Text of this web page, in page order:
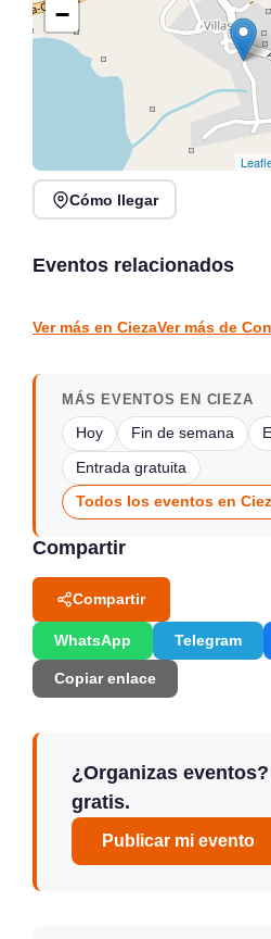
−
Cómo llegar
Eventos relacionados
Recital de trompeta,
Santander
Ver más en CiezaVer más de
MÁS EVENTOS EN CIEZA
Hoy Fin de semana
Entrada gratuita
Todos los eventos en
Compartir
Compartir
WhatsApp Telegram
Copiar enlace
¿Organizas
gratis.
Publicar mi evento